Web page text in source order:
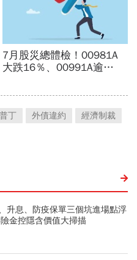
普丁 外債違約
經濟制裁
升息、防疫保單三個坑進場點浮
金控隱含價值大掃描